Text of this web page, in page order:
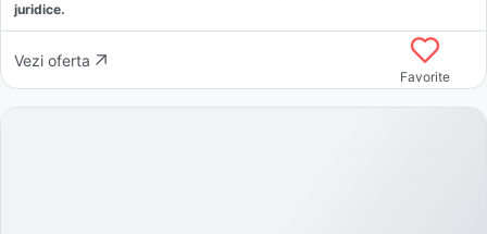
juridice.
Vezi oferta
Favorite